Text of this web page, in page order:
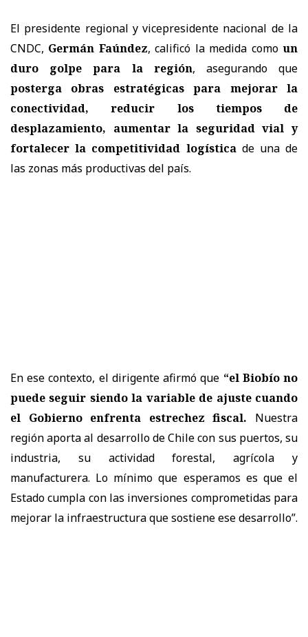
El presidente regional y vicepresidente nacional de la
CNDC, Germán Faúndez, calificó la medida comoun
duro golpe para la región, asegurando que
posterga obras estratégicas para mejorar la
conectividad, reducir los tiempos de
desplazamiento, aumentar la seguridad vial y
fortalecer la competitividad logísticade una de
las zonas más productivas del país.
En ese contexto, el dirigente afirmó que “el Biobío no
puede seguir siendo la variable de ajuste cuando
el Gobierno enfrenta estrechez fiscal. Nuestra
región aporta al desarrollo de Chile con sus puertos, su
industria, su actividad forestal, agrícola y
manufacturera. Lo mínimo que esperamos es que el
Estado cumpla con las inversiones comprometidas para
mejorar la infraestructura que sostiene ese desarrollo”.